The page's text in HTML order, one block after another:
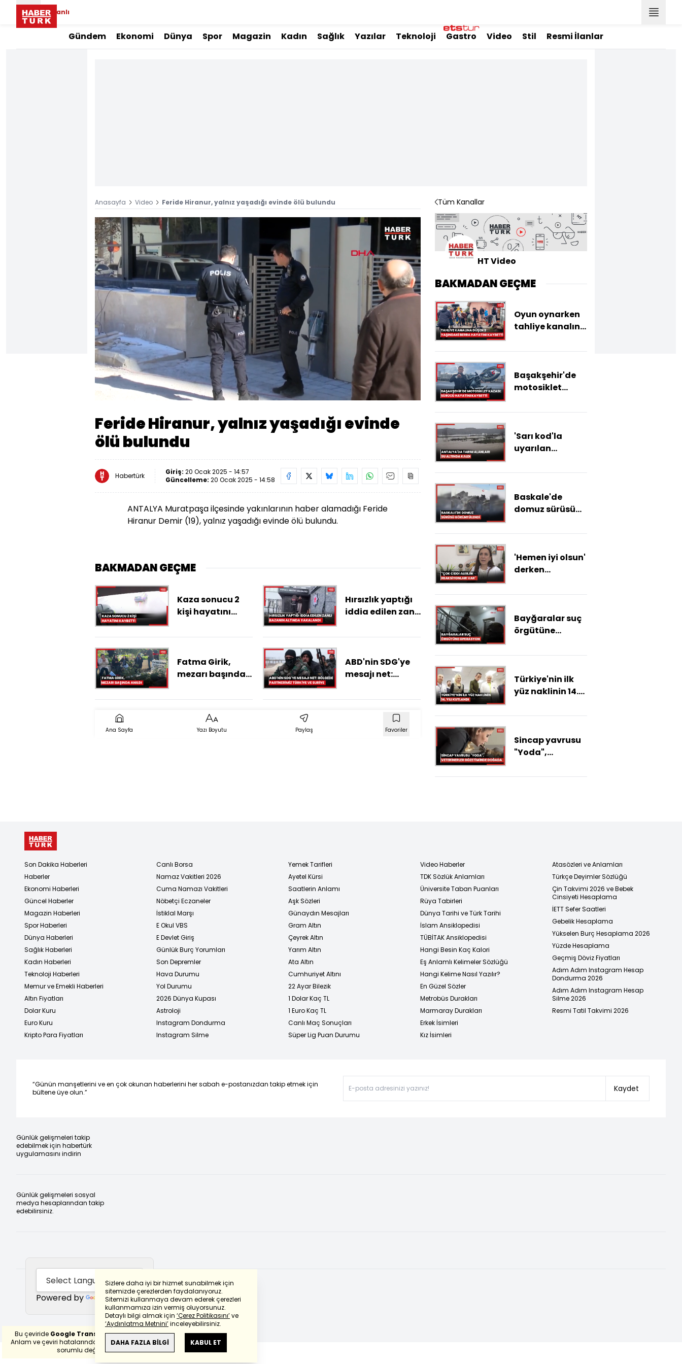
Canlı
Gündem Ekonomi Dünya Spor Magazin Kadın Sağlık Yazılar Teknoloji Gastro Video Stil Resmi İlanlar
Anasayfa Video Feride Hiranur, yalnız yaşadığı evinde ölü bulundu
Sesi
Yüklendi:
100.00%
Oynatma
Hızı
Feride Hiranur, yalnız yaşadığı evinde
ölü bulundu
Habertürk Giriş: 20 Ocak 2025 - 14:57
Güncelleme: 20 Ocak 2025 - 14:58
ANTALYA Muratpaşa ilçesinde yakınlarının haber alamadığı Feride
Hiranur Demir (19), yalnız yaşadığı evinde ölü bulundu.
BAKMADAN GEÇME
Kaza sonucu 2
kişi hayatını
Hırsızlık yaptığı
iddia edilen zanlı
bazanın altında
Fatma Girik,
mezarı başında
ABD'nin SDG'ye
mesajı net:
partnerimiz
Ana Sayfa Yazı Boyutu Paylaş Favoriler
Tüm Kanallar
HT Video
BAKMADAN GEÇME
Oyun oynarken
tahliye kanalına
yaşındaki Berra
kaybetti
Başakşehir'de
motosiklet
hayatını
'Sarı kod'la
uyarılan
tarım alanları su
Baskale'de
domuz sürüsü
'Hemen iyi olsun'
derken
karşı yenik
Bayğaralar suç
örgütüne
şüpheli
Türkiye'nin ilk
yüz naklinin 14.
Sincap yavrusu
"Yoda",
gözetiminde
Sizlere daha iyi bir hizmet sunabilmek için
sitemizde çerezlerden faydalanıyoruz.
Sitemizi kullanmaya devam ederek çerezleri
kullanmamıza izin vermiş oluyorsunuz.
Detaylı bilgi almak için ‘Çerez Politikasını’ve
‘Aydınlatma Metnini’inceleyebilirsiniz.
DAHA FAZLA BİLGİ KABUL ET
Son Dakika Haberleri
Haberler
Ekonomi Haberleri
Güncel Haberler
Magazin Haberleri
Spor Haberleri
Dünya Haberleri
Sağlık Haberleri
Kadın Haberleri
Teknoloji Haberleri
Memur ve Emekli Haberleri
Altın Fiyatları
Dolar Kuru
Euro Kuru
Kripto Para Fiyatları
Canlı Borsa
Namaz Vakitleri 2026
Cuma Namazı Vakitleri
Nöbetçi Eczaneler
İstiklal Marşı
E Okul VBS
E Devlet Giriş
Günlük Burç Yorumları
Son Depremler
Hava Durumu
Yol Durumu
2026 Dünya Kupası
Astroloji
Instagram Dondurma
Instagram Silme
Yemek Tarifleri
Ayetel Kürsi
Saatlerin Anlamı
Aşk Sözleri
Günaydın Mesajları
Gram Altın
Çeyrek Altın
Yarım Altın
Ata Altın
Cumhuriyet Altını
22 Ayar Bilezik
1 Dolar Kaç TL
1 Euro Kaç TL
Canlı Maç Sonuçları
Süper Lig Puan Durumu
Video Haberler
TDK Sözlük Anlamları
Üniversite Taban Puanları
Rüya Tabirleri
Dünya Tarihi ve Türk Tarihi
İslam Ansiklopedisi
TÜBİTAK Ansiklopedisi
Hangi Besin Kaç Kalori
Eş Anlamlı Kelimeler Sözlüğü
Hangi Kelime Nasıl Yazılır?
En Güzel Sözler
Metrobüs Durakları
Marmaray Durakları
Erkek İsimleri
Kız İsimleri
Atasözleri ve Anlamları
Türkçe Deyimler Sözlüğü
Çin Takvimi 2026 ve Bebek
Cinsiyeti Hesaplama
İETT Sefer Saatleri
Gebelik Hesaplama
Yükselen Burç Hesaplama 2026
Yüzde Hesaplama
Geçmiş Döviz Fiyatları
Adım Adım Instagram Hesap
Dondurma 2026
Adım Adım Instagram Hesap
Silme 2026
Resmi Tatil Takvimi 2026
“Günün manşetlerini ve en çok okunan haberlerini her sabah e-postanızdan takip etmek için
bültene üye olun.”
Kaydet
Günlük gelişmeleri takip
edebilmek için habertürk
uygulamasını indirin
Günlük gelişmeleri sosyal
medya hesaplarından takip
edebilirsiniz.
Powered by Translate
Bu çeviride Google Transletekullanılmıştır.
Anlam ve çeviri hatalarından
haberturk.com
sorumlu değildir.